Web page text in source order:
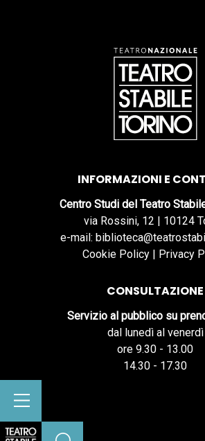
INFORMAZIONI E
Centro Studi del Teatro
via Rossini, 12 | 10124
e-mail:
Cookie Policy | Privacy
CONSULTAZIONE
Servizio al pubblico su
dal lunedì al venerdì
ore 9.30 - 13.00
14.30 - 17.30